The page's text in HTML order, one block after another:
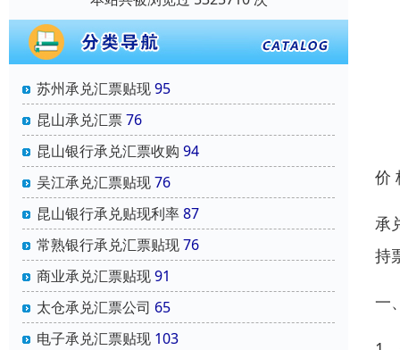
苏州承兑汇票贴现95
昆山承兑汇票76
昆山银行承兑汇票收购 94
吴江承兑汇票贴现76
昆山银行承兑贴现利率87
常熟银行承兑汇票贴现76
商业承兑汇票贴现91
太仓承兑汇票公司 65
电子承兑汇票贴现 103
价
承
持
一